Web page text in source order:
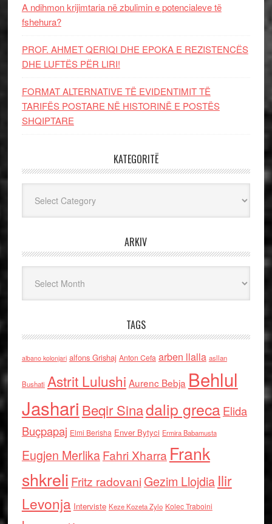
A ndihmon krijimtaria në zbulimin e potencialeve të
fshehura?
PROF. AHMET QERIQI DHE EPOKA E REZISTENCЁS
DHE LUFTЁS PЁR LIRI!
FORMAT ALTERNATIVE TË EVIDENTIMIT TË
TARIFËS POSTARE NË HISTORINË E POSTËS
SHQIPTARE
KATEGORITË
ARKIV
TAGS
albano kolonjari alfons Grishaj Anton Cefa arben llalla asllan
Bushati Astrit Lulushi Aurenc Bebja Behlul
Jashari Beqir Sinadalip grecaElida
Buçpapaj Elmi Berisha Enver Bytyci Ermira Babamusta
Eugjen MerlikaFahri Xharra Frank
shkreli Fritz radovaniGezim Llojdia Ilir
Levonja Interviste Keze Kozeta Zylo Kolec Traboini